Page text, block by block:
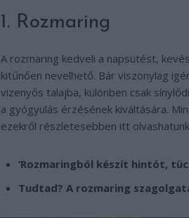
1. Rozmaring
A rozmaring kedveli a napsütést,
kitűnően nevelhető. Bár viszonylag
vizenyős talajba, különben csak
a gyógyulás érzésének kiváltására.
ezekről részletesebben itt
‘Rozmaringból készít hintót,
Tudtad? A rozmaring